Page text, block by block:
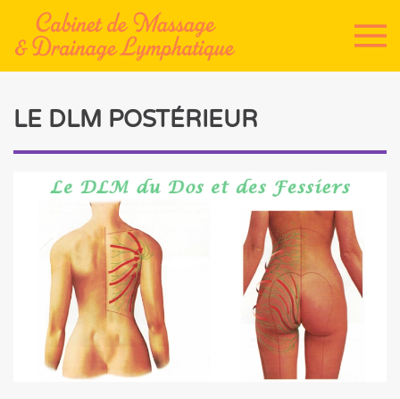
Accéder au contenu principal
LE DLM POSTÉRIEUR